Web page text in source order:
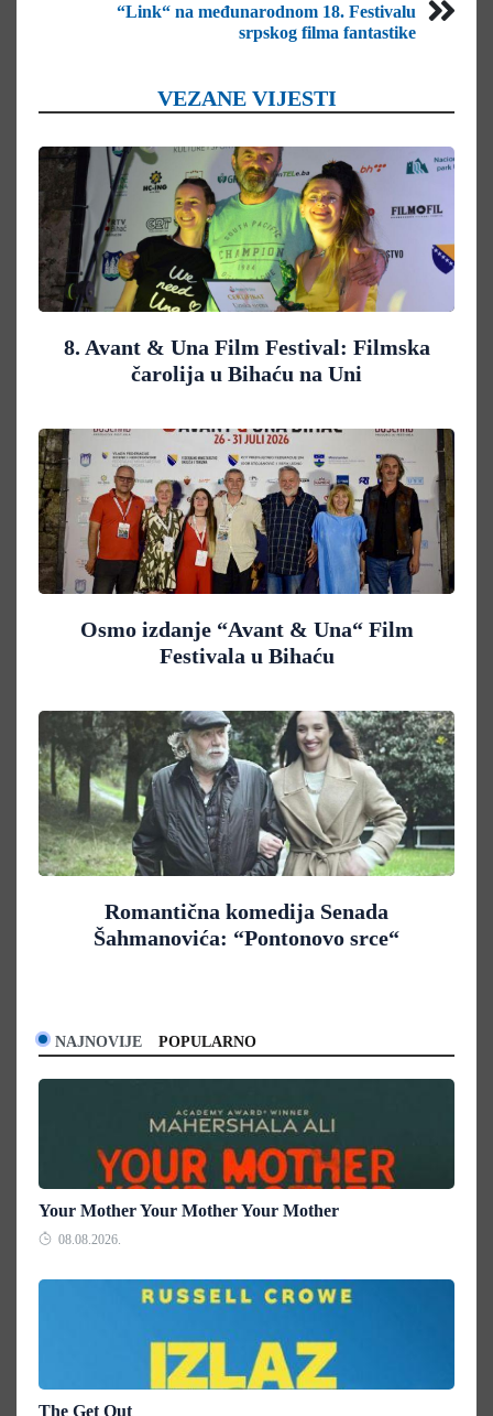
“Link“ na međunarodnom 18. Festivalu
srpskog filma fantastike
VEZANE VIJESTI
8. Avant & Una Film Festival: Filmska
čarolija u Bihaću na Uni
Osmo izdanje “Avant & Una“ Film
Festivala u Bihaću
Romantična komedija Senada
Šahmanovića: “Pontonovo srce“
NAJNOVIJE POPULARNO
Your Mother Your Mother Your Mother
08.08.2026.
The Get Out